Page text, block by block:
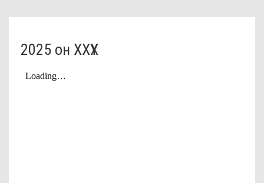
2025 он ХХҮХ